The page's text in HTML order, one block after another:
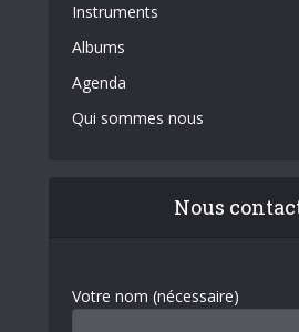
Instruments
Albums
Agenda
Qui sommes nous
Nous
Votre nom (nécessaire)